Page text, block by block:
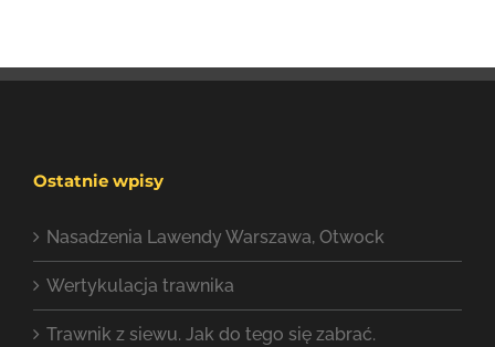
Ostatnie wpisy
Nasadzenia Lawendy Warszawa, Otwock
Wertykulacja trawnika
Trawnik z siewu. Jak do tego się zabrać.